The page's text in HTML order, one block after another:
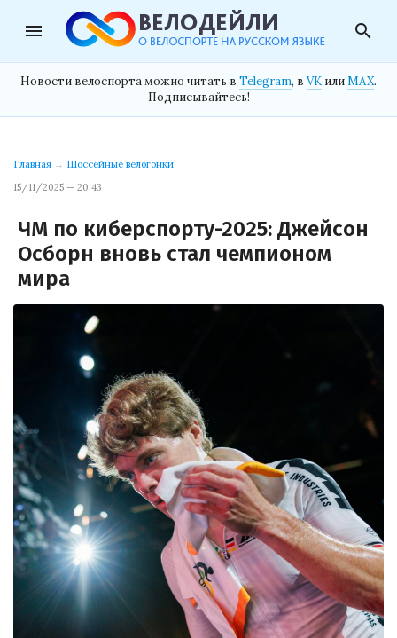
menu search
Новости велоспорта можно читать в Telegram, в VK илиMAX.
Подписывайтесь!
Главная → Шоссейные велогонки
15/11/2025 — 20:43
ЧМ по киберспорту-2025: Джейсон
Осборн вновь стал чемпионом
мира